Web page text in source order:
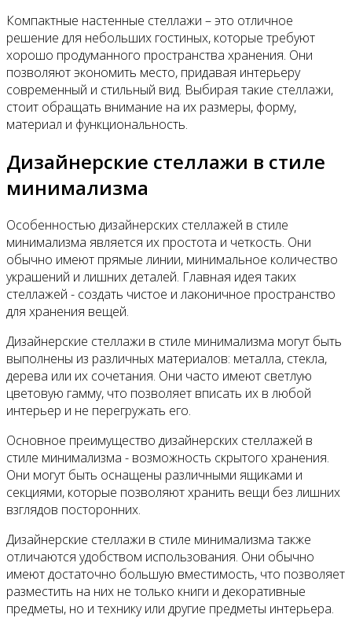
Компактные настенные стеллажи – это отличное
решение для небольших гостиных, которые требуют
хорошо продуманного пространства хранения. Они
позволяют экономить место, придавая интерьеру
современный и стильный вид. Выбирая такие стеллажи,
стоит обращать внимание на их размеры, форму,
материал и функциональность.
Дизайнерские стеллажи в стиле
минимализма
Особенностью дизайнерских стеллажей в стиле
минимализма является их простота и четкость. Они
обычно имеют прямые линии, минимальное количество
украшений и лишних деталей. Главная идея таких
стеллажей - создать чистое и лаконичное пространство
для хранения вещей.
Дизайнерские стеллажи в стиле минимализма могут быть
выполнены из различных материалов: металла, стекла,
дерева или их сочетания. Они часто имеют светлую
цветовую гамму, что позволяет вписать их в любой
интерьер и не перегружать его.
Основное преимущество дизайнерских стеллажей в
стиле минимализма - возможность скрытого хранения.
Они могут быть оснащены различными ящиками и
секциями, которые позволяют хранить вещи без лишних
взглядов посторонних.
Дизайнерские стеллажи в стиле минимализма также
отличаются удобством использования. Они обычно
имеют достаточно большую вместимость, что позволяет
разместить на них не только книги и декоративные
предметы, но и технику или другие предметы интерьера.